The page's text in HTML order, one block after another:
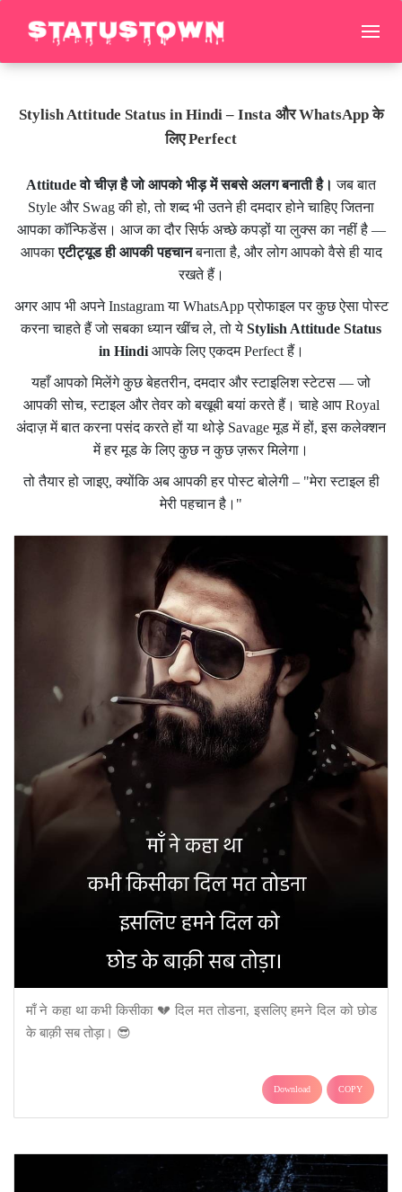
Stylish Attitude Status in Hindi – Insta और WhatsApp के
लिए Perfect
Attitude वो चीज़ है जो आपको भीड़ में सबसे अलग बनाती है। जब बात
Style और Swag की हो, तो शब्द भी उतने ही दमदार होने चाहिए जितना
आपका कॉन्फिडेंस। आज का दौर सिर्फ अच्छे कपड़ों या लुक्स का नहीं है —
आपकाएटीट्यूड ही आपकी पहचानबनाता है, और लोग आपको वैसे ही याद
रखते हैं।
अगर आप भी अपने Instagram या WhatsApp प्रोफाइल पर कुछ ऐसा पोस्ट
करना चाहते हैं जो सबका ध्यान खींच ले, तो ये Stylish Attitude Status
in Hindiआपके लिए एकदम Perfect हैं।
यहाँ आपको मिलेंगे कुछ बेहतरीन, दमदार और स्टाइलिश स्टेटस — जो
आपकी सोच, स्टाइल और तेवर को बखूबी बयां करते हैं। चाहे आप Royal
अंदाज़ में बात करना पसंद करते हों या थोड़े Savage मूड में हों, इस कलेक्शन
में हर मूड के लिए कुछ न कुछ ज़रूर मिलेगा।
तो तैयार हो जाइए, क्योंकि अब आपकी हर पोस्ट बोलेगी – "मेरा स्टाइल ही
मेरी पहचान है।"
माँ ने कहा था कभी किसीका 💔 दिल मत तोडना, इसलिए हमने दिल को छोड
के बाक़ी सब तोड़ा। 😎
Download COPY